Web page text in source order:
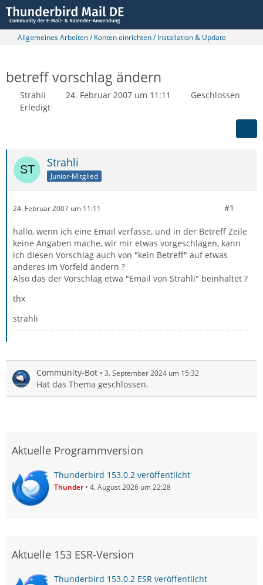
Allgemeines Arbeiten / Konten einrichten / Installation & Update
betreff vorschlag ändern
Strahli 24. Februar 2007 um 11:11
Geschlossen
Erledigt
Strahli
Junior-Mitglied
24. Februar 2007 um 11:11 #1
hallo, wenn ich eine Email verfasse, und in der Betreff Zeile
keine Angaben mache, wir mir etwas vorgeschlagen, kann
ich diesen Vorschlag auch von "kein Betreff" auf etwas
anderes im Vorfeld ändern ?
Also das der Vorschlag etwa "Email von Strahli" beinhaltet ?
thx
strahli
Community-Bot 3. September 2024 um 15:32
Hat das Thema geschlossen.
Aktuelle Programmversion
Thunderbird 153.0.2 veröffentlicht
Thunder 4. August 2026 um 22:28
Aktuelle 153 ESR-Version
Thunderbird 153.0.2 ESR veröffentlicht